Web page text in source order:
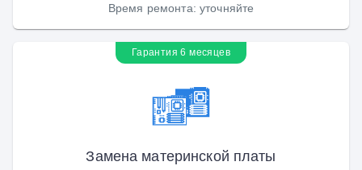
Время ремонта: уточняйте
Гарантия 6 месяцев
Замена материнской платы